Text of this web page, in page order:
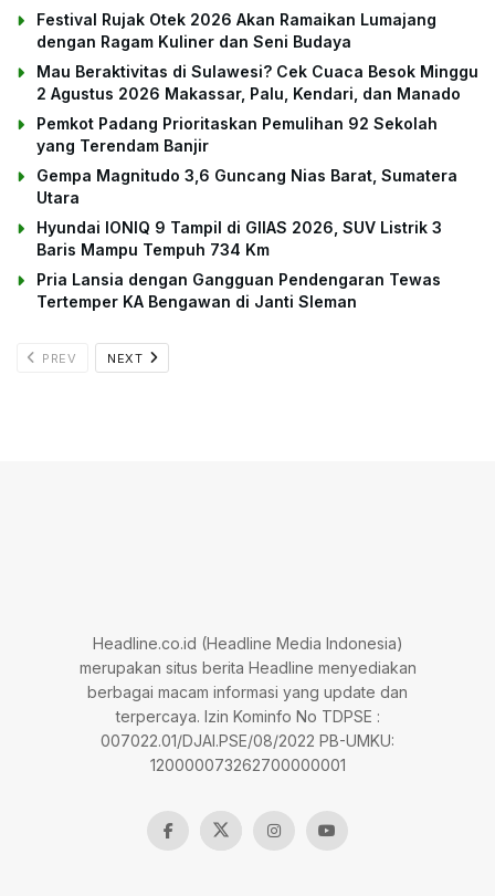
Festival Rujak Otek 2026 Akan Ramaikan Lumajang
dengan Ragam Kuliner dan Seni Budaya
Mau Beraktivitas di Sulawesi? Cek Cuaca Besok Minggu
2 Agustus 2026 Makassar, Palu, Kendari, dan Manado
Pemkot Padang Prioritaskan Pemulihan 92 Sekolah
yang Terendam Banjir
Gempa Magnitudo 3,6 Guncang Nias Barat, Sumatera
Utara
Hyundai IONIQ 9 Tampil di GIIAS 2026, SUV Listrik 3
Baris Mampu Tempuh 734 Km
Pria Lansia dengan Gangguan Pendengaran Tewas
Tertemper KA Bengawan di Janti Sleman
PREV NEXT
Headline.co.id (Headline Media Indonesia)
merupakan situs berita Headline menyediakan
berbagai macam informasi yang update dan
terpercaya. Izin Kominfo No TDPSE :
007022.01/DJAI.PSE/08/2022 PB-UMKU:
120000073262700000001